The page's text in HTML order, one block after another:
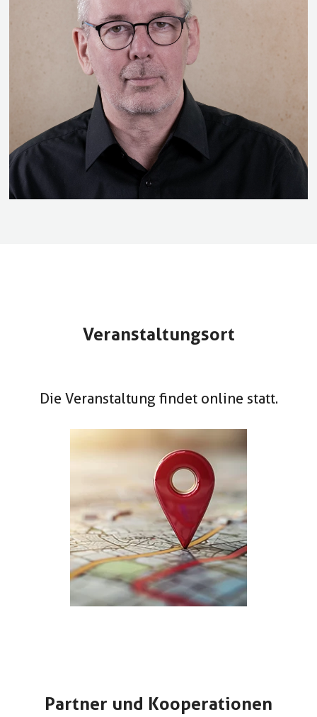
Veranstaltungsort
Die Veranstaltung findet online statt.
Partner und Kooperationen